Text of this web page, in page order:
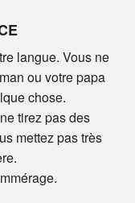
langue. Vous ne
ou votre papa
chose.
tirez pas des
mettez pas très